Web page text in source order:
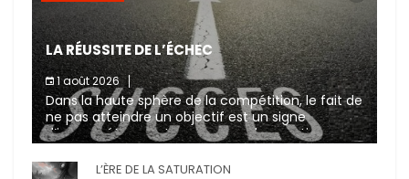
LA RÉUSSITE DE L’ÉCHEC
1 août 2026
Dans la haute sphère de la compétition, le fait de
ne pas atteindre un objectif est un signe
d’incompétence et une source de sanctions
diverses (avertissement, […]
L’ÈRE DE LA SATURATION